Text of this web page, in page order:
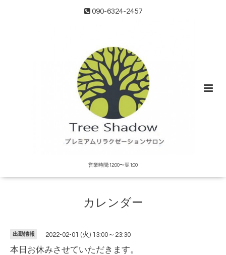
090-6324-2457
営業時間:12:00〜翌1:00
カレンダー
出勤情報 2022-02-01 (火) 13:00～23:30
本日お休みさせていただきます。